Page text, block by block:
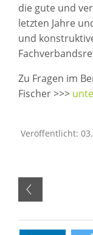
die gute und
letzten Jahre
und
Zu Fragen im
Fischer >>>
Veröffentlicht: